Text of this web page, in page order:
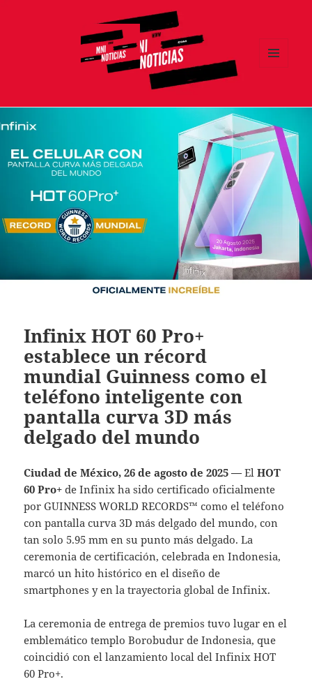
Infinix HOT 60 Pro+
establece un récord
mundial Guinness como el
teléfono inteligente con
pantalla curva 3D más
delgado del mundo
Ciudad de México, 26 de agosto de 2025 — ElHOT
60 Pro+de Infinix ha sido certificado oficialmente
por GUINNESS WORLD RECORDS™ como el teléfono
con pantalla curva 3D más delgado del mundo, con
tan solo 5.95 mm en su punto más delgado. La
ceremonia de certificación, celebrada en Indonesia,
marcó un hito histórico en el diseño de
smartphones y en la trayectoria global de Infinix.
La ceremonia de entrega de premios tuvo lugar en el
emblemático templo Borobudur de Indonesia, que
coincidió con el lanzamiento local del Infinix HOT
60 Pro+.